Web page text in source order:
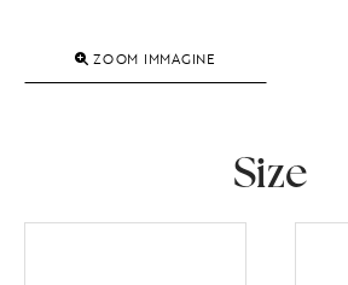
ZOOM IMMAGINE
Size